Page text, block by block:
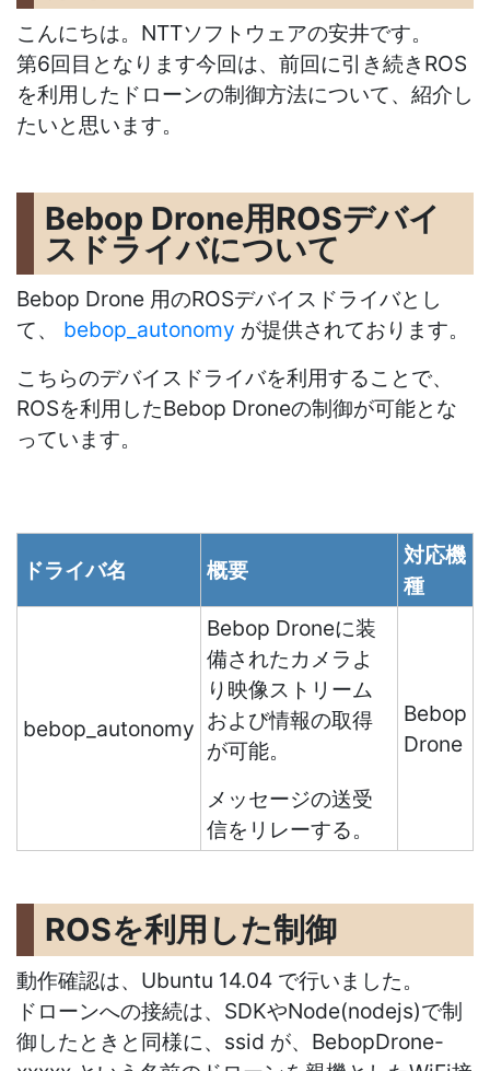
こんにちは。NTTソフトウェアの安井です。
第6回目となります今回は、前回に引き続きROS
を利用したドローンの制御方法について、紹介し
たいと思います。
Bebop Drone用ROSデバイ
スドライバについて
Bebop Drone 用のROSデバイスドライバとし
て、 bebop_autonomy が提供されております。
こちらのデバイスドライバを利用することで、
ROSを利用したBebop Droneの制御が可能とな
っています。
ドライバ名 概要
対応機
種
bebop_autonomy
Bebop Droneに装
備されたカメラよ
り映像ストリーム
および情報の取得
が可能。
メッセージの送受
信をリレーする。
Bebop
Drone
ROSを利用した制御
動作確認は、Ubuntu 14.04 で行いました。
ドローンへの接続は、SDKやNode(nodejs)で制
御したときと同様に、ssid が、BebopDrone-